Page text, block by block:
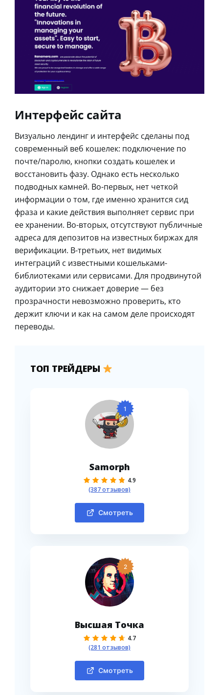
Интерфейс сайта
Визуально лендинг и интерфейс сделаны под
современный веб кошелек: подключение по
почте/паролю, кнопки создать кошелек и
восстановить фазу. Однако есть несколько
подводных камней. Во-первых, нет четкой
информации о том, где именно хранится сид
фраза и какие действия выполняет сервис при
ее хранении. Во-вторых, отсутствуют публичные
адреса для депозитов на известных биржах для
верификации. В-третьих, нет видимых
интеграций с известными кошельками-
библиотеками или сервисами. Для продвинутой
аудитории это снижает доверие — без
прозрачности невозможно проверить, кто
держит ключи и как на самом деле происходят
переводы.
ТОП ТРЕЙДЕРЫ
1
Samorph
4.9
(387 отзывов)
Смотреть
2
Высшая Точка
4.7
(281 отзывов)
Смотреть